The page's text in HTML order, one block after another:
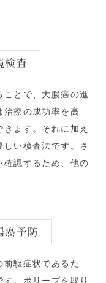
検査
とで、大腸癌の進
治療の成功率を高
ます。それに加え
い検査法です。さ
確認するため、他の
癌予防
駆症状であるた
。ポリープを取り